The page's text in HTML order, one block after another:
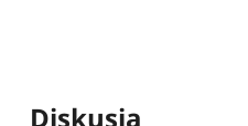
Diskusia